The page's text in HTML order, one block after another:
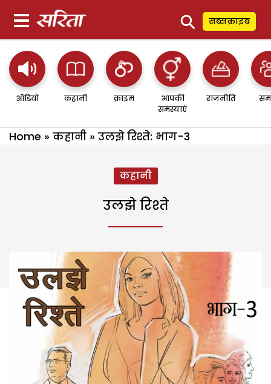
⚲ सब्सक्राइब
ऑडियो कहानी क्राइम
आपकी
समस्याएं
राजनीति
Home » कहानी » उलझे रिश्ते: भाग-3
कहानी
उलझे रिश्ते